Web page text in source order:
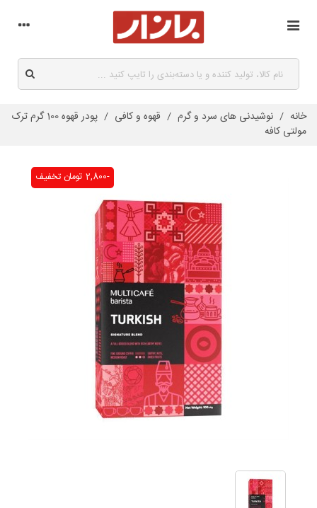
خانه / نوشیدنی های سرد و گرم / قهوه و کافی /
پودر قهوه 100 گرم ترک
مولتی کافه
تخفیف -2,800 تومان